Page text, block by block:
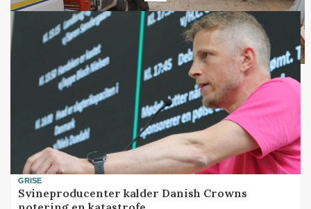
GRISE
Svineproducenter kalder Danish Crowns